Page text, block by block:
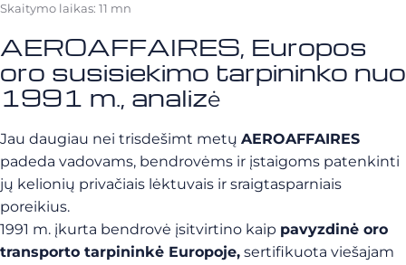
Skaitymo laikas: 11 mn
AEROAFFAIRES, Europos
oro susisiekimo tarpininko nuo
1991 m., analizė
Jau daugiau nei trisdešimt metų AEROAFFAIRES
padeda vadovams, bendrovėms ir įstaigoms patenkinti
jų kelionių privačiais lėktuvais ir sraigtasparniais
poreikius.
1991 m. įkurta bendrovė įsitvirtino kaip pavyzdinė oro
transporto tarpininkė Europoje, sertifikuota viešajam